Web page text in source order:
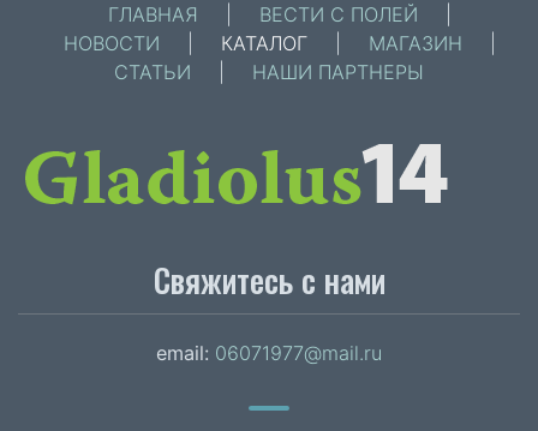
ГЛАВНАЯ ВЕСТИ С ПОЛЕЙ
НОВОСТИ
КАТАЛОГ МАГАЗИН
СТАТЬИ
НАШИ ПАРТНЕРЫ
Свяжитесь с нами
email: 06071977@mail.ru